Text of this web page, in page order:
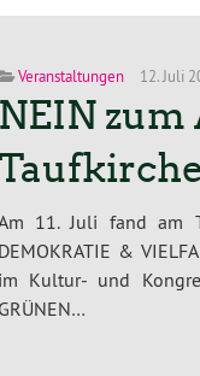
Veranstaltungen 12. Juli
NEIN
11. Juli fand am
DEMOKRATIE &
im Kultur- und
GRÜNEN…